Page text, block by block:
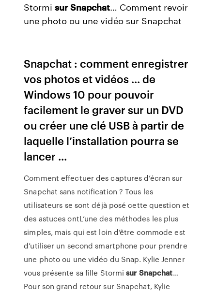
Stormisur Snapchat… Comment revoir
une photo ou une vidéo sur Snapchat
Snapchat : comment enregistrer
vos photos et vidéos ... de
Windows 10 pour pouvoir
facilement le graver sur un DVD
ou créer une clé USB à partir de
laquelle l’installation pourra se
lancer ...
Comment effectuer des captures d’écran sur
Snapchat sans notification ? Tous les
utilisateurs se sont déjà posé cette question et
des astuces ontL’une des méthodes les plus
simples, mais qui est loin d’être commode est
d’utiliser un second smartphone pour prendre
une photo ou une vidéo du Snap. Kylie Jenner
vous présente sa fille Stormisur Snapchat…
Pour son grand retour sur Snapchat, Kylie